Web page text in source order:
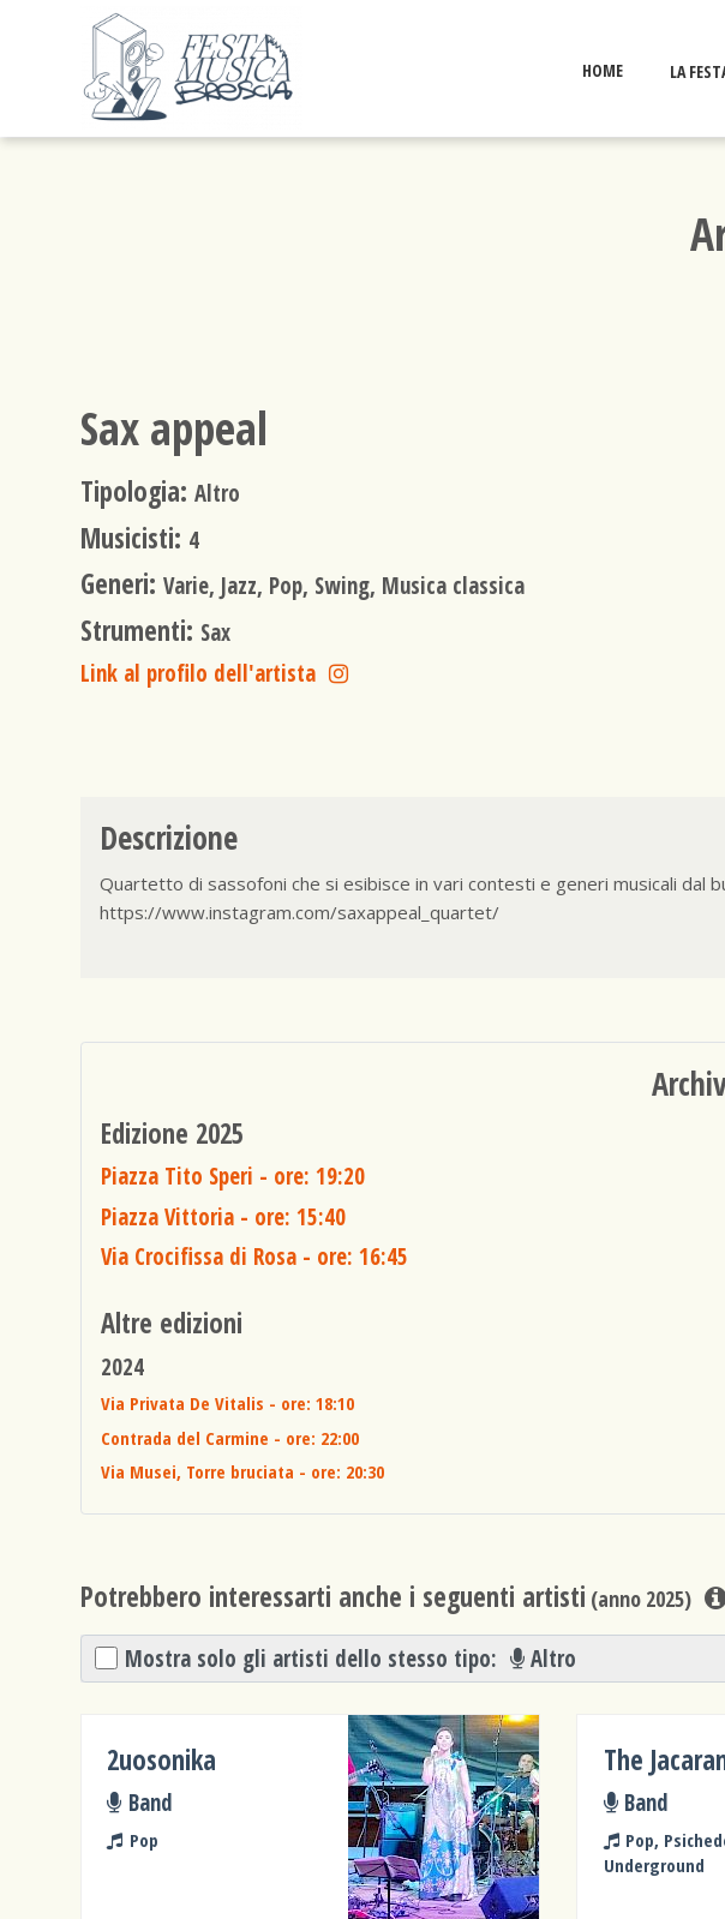
HOME LA
Sax appeal
Tipologia: Altro
Musicisti: 4
Generi: Varie, Jazz, Pop, Swing, Musica classica
Strumenti: Sax
Link al profilo dell'artista
Descrizione
Quartetto di sassofoni che si esibisce in vari contesti e generi musicali dal
https://www.instagram.com/saxappeal_quartet/
Edizione 2025
Piazza Tito Speri - ore: 19:20
Piazza Vittoria - ore: 15:40
Via Crocifissa di Rosa - ore: 16:45
Altre edizioni
2024
Via Privata De Vitalis - ore: 18:10
Contrada del Carmine - ore: 22:00
Via Musei, Torre bruciata - ore: 20:30
Potrebbero interessarti anche i seguenti artisti (anno 2025)
Mostra solo gli artisti dello stesso tipo: Altro
2uosonika
Band
Pop
The
Band
Pop,
Underground